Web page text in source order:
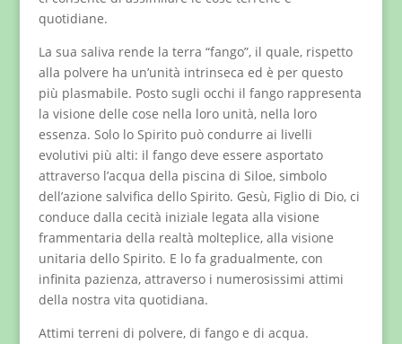
quotidiane.
La sua saliva rende la terra “fango”, il quale, rispetto
alla polvere ha un’unità intrinseca ed è per questo
più plasmabile. Posto sugli occhi il fango rappresenta
la visione delle cose nella loro unità, nella loro
essenza. Solo lo Spirito può condurre ai livelli
evolutivi più alti: il fango deve essere asportato
attraverso l’acqua della piscina di Siloe, simbolo
dell’azione salvifica dello Spirito. Gesù, Figlio di Dio, ci
conduce dalla cecità iniziale legata alla visione
frammentaria della realtà molteplice, alla visione
unitaria dello Spirito. E lo fa gradualmente, con
infinita pazienza, attraverso i numerosissimi attimi
della nostra vita quotidiana.
Attimi terreni di polvere, di fango e di acqua.